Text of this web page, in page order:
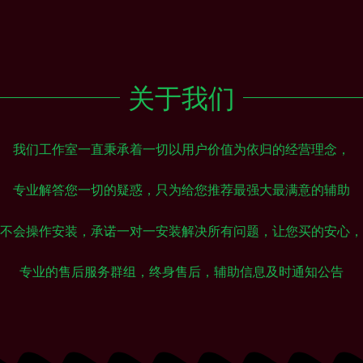
关于我们
我们工作室一直秉承着一切以用户价值为依归的经营理念，
专业解答您一切的疑惑，只为给您推荐最强大最满意的辅助
会操作安装，承诺一对一安装解决所有问题，让您买的安心
专业的售后服务群组，终身售后，辅助信息及时通知公告